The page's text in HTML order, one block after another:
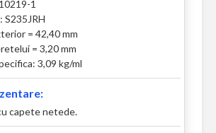
1
= 42,40 mm
= 3,20 mm
3,09 kg/ml
capete netede.